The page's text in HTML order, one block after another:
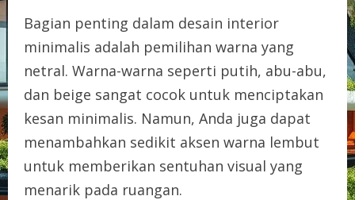
Bagian penting dalam desain interior
minimalis adalah pemilihan warna yang
netral. Warna-warna seperti putih, abu-abu,
dan beige sangat cocok untuk menciptakan
kesan minimalis. Namun, Anda juga dapat
menambahkan sedikit aksen warna lembut
untuk memberikan sentuhan visual yang
menarik pada ruangan.